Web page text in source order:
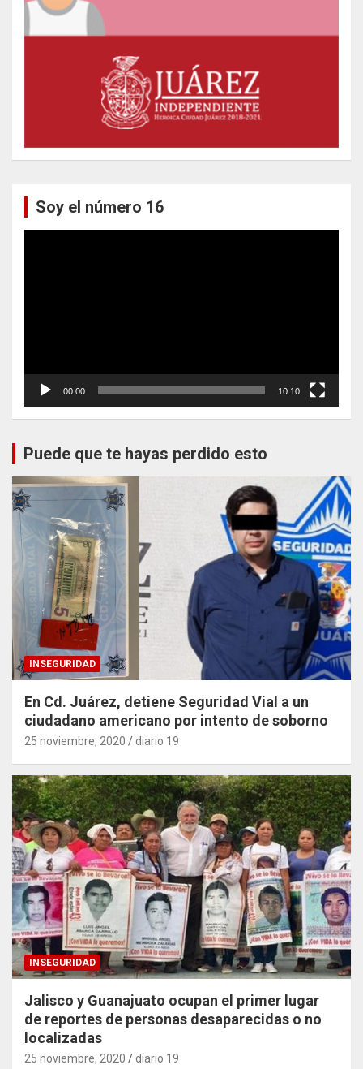
Soy el número 16
00:00 10:10
Puede que te hayas perdido esto
INSEGURIDAD
En Cd. Juárez, detiene Seguridad Vial a un
ciudadano americano por intento de soborno
25 noviembre, 2020 diario 19
INSEGURIDAD
Jalisco y Guanajuato ocupan el primer lugar
de reportes de personas desaparecidas o no
localizadas
25 noviembre, 2020 diario 19